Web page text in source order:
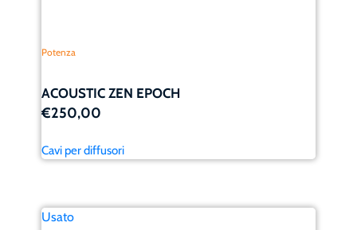
Potenza
ACOUSTIC ZEN EPOCH
€250,00
Cavi per diffusori
Usato